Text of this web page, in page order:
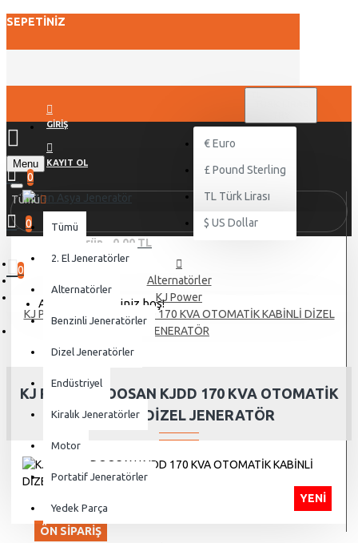
SEPETINIZ
GIRIŞ
KAYIT OL
€ Euro
£ Pound Sterling
TL Türk Lirası
$ US Dollar
Menu
0
0
0 ürün - 0,00 TL
0
Alışveriş sepetiniz boş!
Tümü
Tümü
2. El Jeneratörler
Alternatörler
Benzinli Jeneratörler
Dizel Jeneratörler
Endüstriyel
Kiralık Jeneratörler
Motor
Portatif Jeneratörler
Yedek Parça
Alternatörler
KJ Power
KJ POWER DOOSAN KJDD 170 KVA OTOMATİK KABİNLİ DİZEL
JENERATÖR
KJ POWER DOOSAN KJDD 170 KVA OTOMATİK
KABİNLİ DİZEL JENERATÖR
YENI
ÖN SIPARIŞ